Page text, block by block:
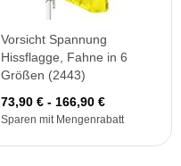
Vorsicht Spannung
Hissflagge, Fahne in 6
Größen (2443)
73,90 € - 166,90 €
Sparen mit Mengenrabatt